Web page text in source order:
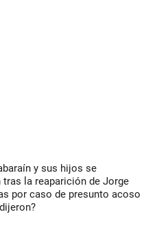
y sus hijos se
tras la reaparición de Jorge
por caso de presunto acoso